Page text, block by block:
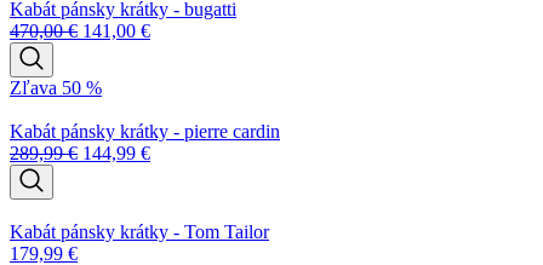
Kabát pánsky krátky - bugatti
470,00€ 141,00 €
Zľava 50 %
Kabát pánsky krátky - pierre cardin
289,99€ 144,99 €
Kabát pánsky krátky - Tom Tailor
179,99 €